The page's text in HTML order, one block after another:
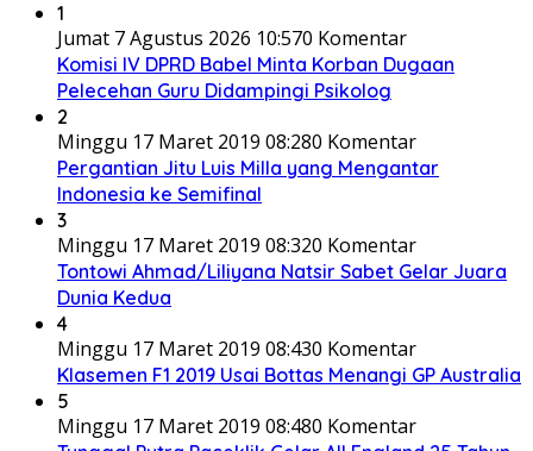
1
Jumat 7 Agustus 2026 10:570 Komentar
Komisi IV DPRD Babel Minta Korban Dugaan
Pelecehan Guru Didampingi Psikolog
2
Minggu 17 Maret 2019 08:280 Komentar
Pergantian Jitu Luis Milla yang Mengantar
Indonesia ke Semifinal
3
Minggu 17 Maret 2019 08:320 Komentar
Tontowi Ahmad/Liliyana Natsir Sabet Gelar Juara
Dunia Kedua
4
Minggu 17 Maret 2019 08:430 Komentar
Klasemen F1 2019 Usai Bottas Menangi GP Australia
5
Minggu 17 Maret 2019 08:480 Komentar